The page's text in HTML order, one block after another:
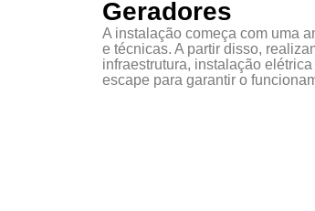
Geradores
A instalação começa com uma
e técnicas. A partir disso,
infraestrutura, instalação
escape para garantir o